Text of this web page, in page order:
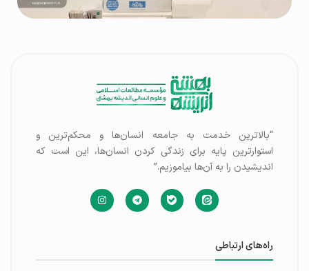
“بالاترین خدمت به جامعه انسان‌ها و محکم‌ترین و
استوارترین پایه برای زندگی کردن انسان‌ها، این است که
اندیشیدن را به آن‌ها بیاموزیم.”
راه‌های ارتباطی